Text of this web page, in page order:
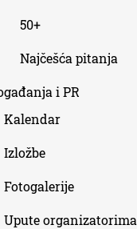
50+
Najčešća pitanja
i PR
Kalendar
Izložbe
Fotogalerije
Upute organizatorima